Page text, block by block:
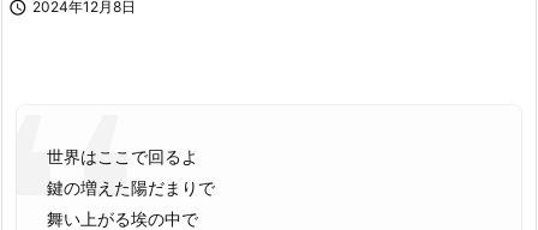
 2024年12月8日
世界はここで回るよ
鍵の増えた陽だまりで
舞い上がる埃の中で